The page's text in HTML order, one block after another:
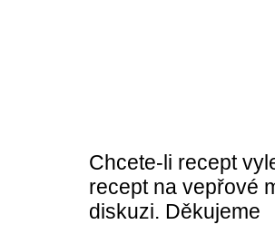
Chcete-li recept
recept na vepřové
diskuzi. Děkujeme